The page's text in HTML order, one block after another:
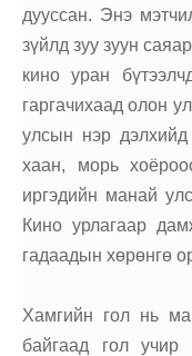
дууссан. Энэ
зүйлд зуу зуун
кино уран
гаргачихаад олон
улсын нэр
хаан, морь
иргэдийн манай
Кино урлагаар
гадаадын хөрөнгө
Хамгийн гол нь
байгаад гол